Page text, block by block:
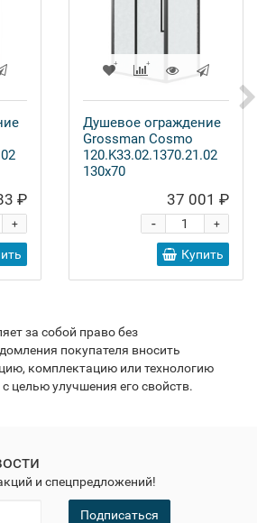
₽
+
Душевое ограждение
Grossman Cosmo
120.K33.02.1370.21.02
130x70
37 001 ₽
+
-
Купить
за собой право без
покупателя вносить
комплектацию или технологию
целью улучшения его свойств.
и спецпредложений!
Подписаться